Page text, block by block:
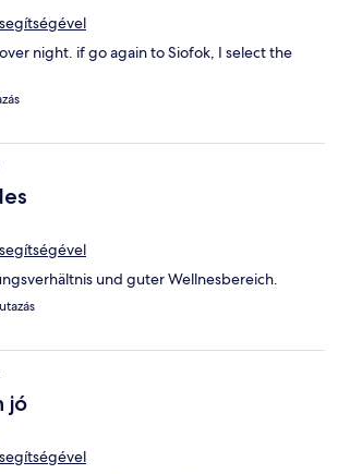
night. if go again to Siofok, I select the
und guter Wellnesbereich.
jó